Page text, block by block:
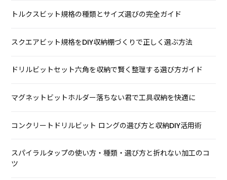
トルクスビット規格の種類とサイズ選びの完全ガイド
スクエアビット規格をDIY収納棚づくりで正しく選ぶ方法
ドリルビットセット六角を収納で賢く整理する選び方ガイド
マグネットビットホルダー落ちない君で工具収納を快適に
コンクリートドリルビット ロングの選び方と収納DIY活用術
スパイラルタップの使い方・種類・選び方と折れない加工のコ
ツ